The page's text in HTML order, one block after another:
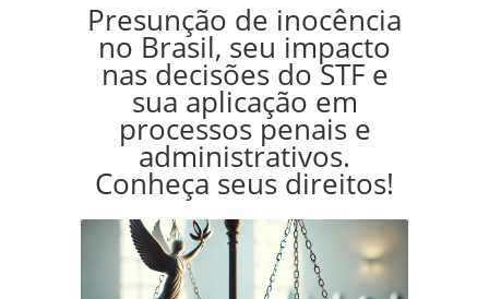
Presunção de inocência
no Brasil, seu impacto
nas decisões do STF e
sua aplicação em
processos penais e
administrativos.
Conheça seus direitos!